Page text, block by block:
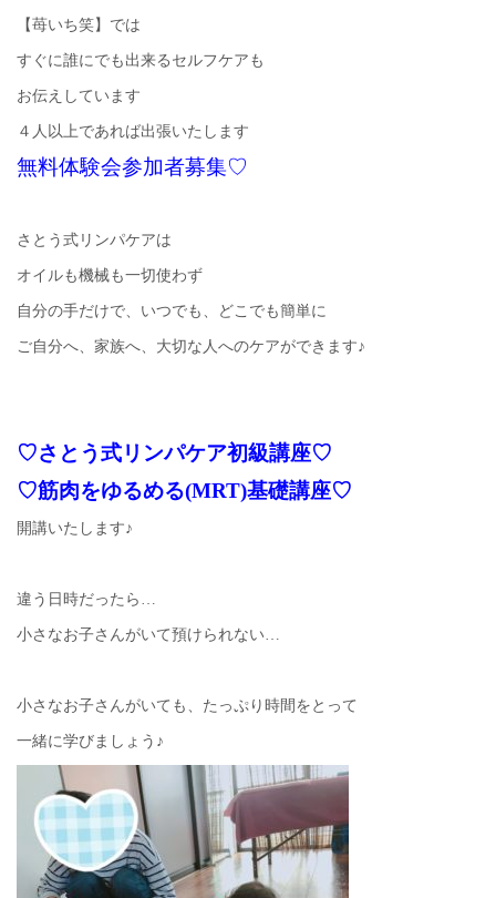
【苺いち笑】では
すぐに誰にでも出来るセルフケアも
お伝えしています
４人以上であれば出張いたします
無料体験会参加者募集♡
さとう式リンパケアは
オイルも機械も一切使わず
自分の手だけで、いつでも、どこでも簡単に
ご自分へ、家族へ、大切な人へのケアができます♪
♡さとう式リンパケア初級講座♡
♡筋肉をゆるめる(MRT)基礎講座♡
開講いたします♪
違う日時だったら…
小さなお子さんがいて預けられない…
小さなお子さんがいても、たっぷり時間をとって
一緒に学びましょう♪